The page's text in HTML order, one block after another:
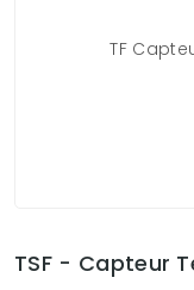
TF
TSF - Capteur